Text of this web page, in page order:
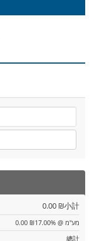
小計
0.00 ₪
מע"מ @ 17.00%
0.00 ₪
總計